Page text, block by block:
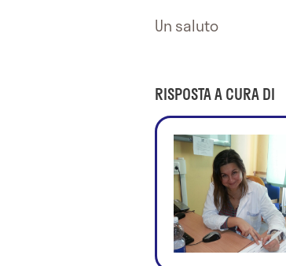
Un saluto
RISPOSTA A CURA DI